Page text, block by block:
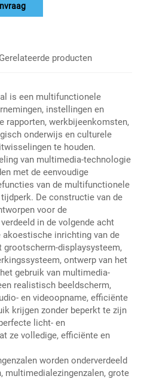
Gerelateerde producten
is een multifunctionele
instellingen en
rapporten, werkbijeenkomsten,
onderwijs en culturele
te houden.
van multimedia-technologie
met de eenvoudige
van de multifunctionele
De constructie van de
voor de
in de volgende acht
akoestische inrichting van de
grootscherm-displaysysteem,
ontwerp van het
gebruik van multimedia-
realistisch beeldscherm,
en videoopname, efficiënte
krijgen zonder beperkt te zijn
licht- en
ze volledige, efficiënte en
worden onderverdeeld
multimedialezingenzalen, grote